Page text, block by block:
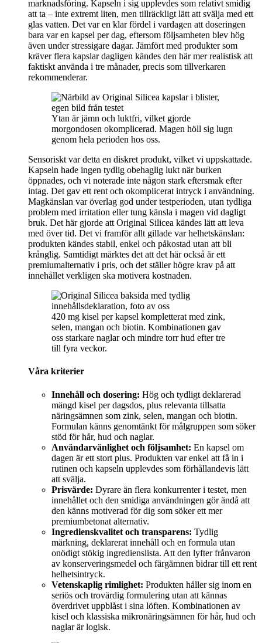
marknadsföring. Kapseln i sig upplevdes som relativt smidig
att ta – inte extremt liten, men tillräckligt lätt att svälja med ett
glas vatten. Det var en klar fördel i vardagen att doseringen
bara var en kapsel per dag, eftersom följsamheten blev hög
även under stressigare dagar. Jämfört med produkter som
kräver flera kapslar dagligen kändes den här mer realistisk att
faktiskt använda i tre månader, precis som tillverkaren
rekommenderar.
Ytan är jämn och luktfri, vilket gjorde
morgondosen okomplicerad. Magen höll sig lugn
genom hela perioden hos oss.
Sensoriskt var detta en diskret produkt, vilket vi uppskattade.
Kapseln hade ingen tydlig obehaglig lukt när burken
öppnades, och vi noterade inte någon stark eftersmak efter
intag. Det gav ett rent och okomplicerat intryck i användning.
Magkänslan var överlag god under testperioden, utan tydliga
problem med irritation eller tung känsla i magen vid dagligt
bruk. Det här gjorde att Original Silicea kändes lätt att leva
med över tid. Det vi framför allt gillade var helhetskänslan:
produkten kändes stabil, enkel och påkostad utan att bli
krånglig. Samtidigt märktes det att det här också är ett
premiumalternativ i pris, och det ställer högre krav på att
innehållet verkligen ska motivera kostnaden.
420 mg kisel per kapsel kompletterat med zink,
selen, mangan och biotin. Kombinationen gav
oss starkare naglar och mindre torr hud efter tre
till fyra veckor.
Våra kriterier
Innehåll och dosering: Hög och tydligt deklarerad
mängd kisel per dagsdos, plus relevanta tillsatta
näringsämnen som zink, selen, mangan och biotin.
Formulan känns genomtänkt för målgruppen som söker
stöd för hår, hud och naglar.
Användarvänlighet och följsamhet: En kapsel om
dagen är ett stort plus. Produkten var enkel att få in i
rutinen och kapseln upplevdes som förhållandevis lätt
att svälja.
Prisvärde: Dyrare än flera konkurrenter i testet, men
innehållet och den smidiga användningen gör ändå att
den känns motiverad för dig som söker ett mer
premiumbetonat alternativ.
Ingredienskvalitet och transparens: Tydlig
märkning, deklarerat innehåll och en formula utan
onödigt stökig ingredienslista. Att den lyfter frånvaron
av konserveringsmedel och färgämnen bidrar till ett rent
helhetsintryck.
Vetenskaplig rimlighet: Produkten håller sig inom en
seriös och trovärdig formulering utan att kännas
överdrivet uppblåst i sina löften. Kombinationen av
kisel och klassiska mikronäringsämnen för hår, hud och
naglar är logisk.